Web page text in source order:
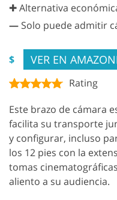
✚ Alternativa
— Solo puede admitir
$ VER EN
Rating
Este brazo de cámara
facilita su transporte
y configurar, incluso
los 12 pies con la
tomas
aliento a su audiencia.